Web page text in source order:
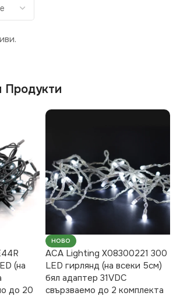
Продукти
(на
до 20
НОВО
ACA Lighting X08300221 300
LED гирлянд (на всеки 5см)
бял адаптер 31VDC
свързваемо до 2 комплекта